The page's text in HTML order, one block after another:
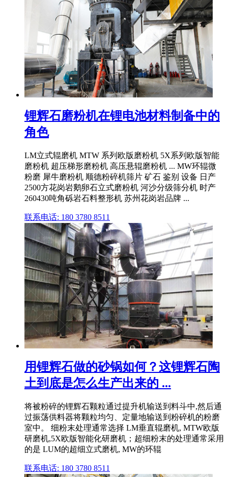
锂辉石磨粉机在锂电池材料制备中的
角色
LM立式辊磨机 MTW 系列欧版磨粉机 5X系列欧版智能
磨粉机 超压梯形磨粉机 高压悬辊磨粉机 ... MW环辊微
粉磨 犀牛磨粉机 顺德粉碎机筛片 矿石 鉴别 设备 日产
2500方花岗岩鹅卵石立式磨粉机 河沙分级筛分机 时产
260430吨角砾岩石料整形机 苏州花岗岩品牌 ...
联系电话: 180 3780 8511
用锂辉石做的砂锅如何？这锂辉石陶
土到底是怎么生产出来的 ...
将被粉碎的锂辉石颗粒通过提升机输送到料斗中,然后通
过振荡供料器将颗粒均匀、定量地输送到粉碎机的粉磨
室中。 细粉末处理通常选择 LM垂直辊磨机, MTW欧版
研磨机,5X欧版智能化研磨机；超细粉末的处理通常采用
的是 LUM的超细立式磨机, MW的环辊
联系电话: 180 3780 8511